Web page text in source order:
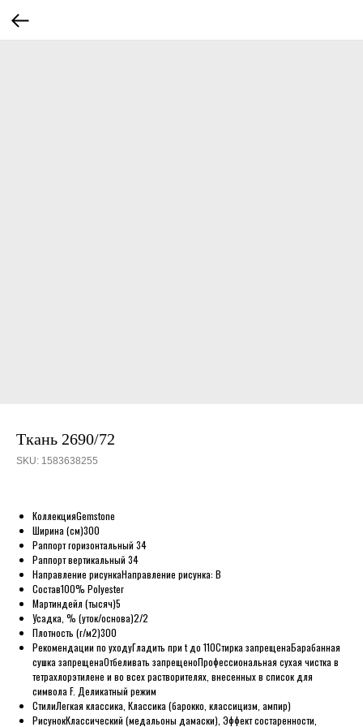
Ткань 2690/72
SKU: 1583638255
КоллекцияGemstone
Ширина (см)300
Раппорт горизонтальный 34
Раппорт вертикальный 34
Направление рисункаНаправление рисунка: B
Состав100% Polyester
Мартиндейл (тысяч)5
Усадка, % (уток/основа)2/2
Плотность (г/м2)300
Рекомендации по уходуГладить при t до 110Стирка запрещенаБарабанная
сушка запрещенаОтбеливать запрещеноПрофессиональная сухая чистка в
тетрахлорэтилене и во всех растворителях, внесенных в список для
символа F. Деликатный режим
СтилиЛегкая классика, Классика (барокко, классицизм, ампир)
РисунокКлассический (медальоны дамаски), Эффект состаренности,